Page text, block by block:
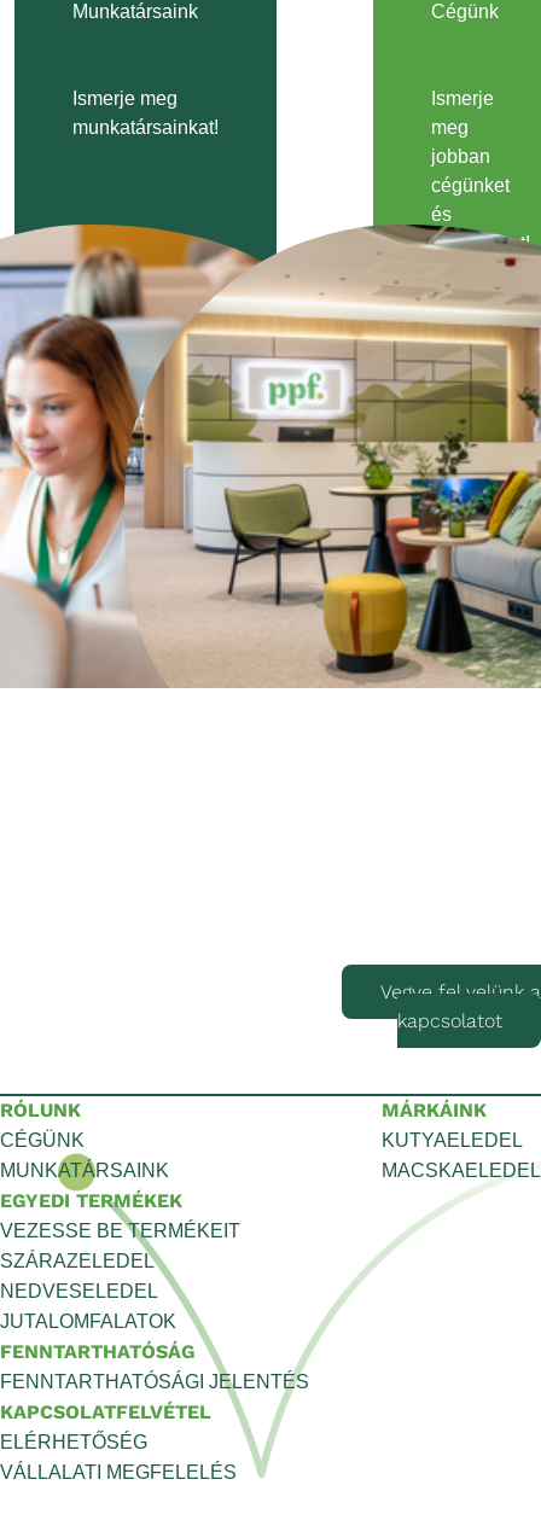
Munkatársaink
Ismerje meg
munkatársainkat!
Cégünk
Ismerje
meg
jobban
cégünket
és
kultúránkat!
Vegye fel velünk a
kapcsolatot
RÓLUNK
CÉGÜNK
MUNKATÁRSAINK
MÁRKÁINK
KUTYAELEDEL
MACSKAELEDEL
EGYEDI TERMÉKEK
VEZESSE BE TERMÉKEIT
SZÁRAZELEDEL
NEDVESELEDEL
JUTALOMFALATOK
FENNTARTHATÓSÁG
FENNTARTHATÓSÁGI JELENTÉS
KAPCSOLATFELVÉTEL
ELÉRHETŐSÉG
VÁLLALATI MEGFELELÉS